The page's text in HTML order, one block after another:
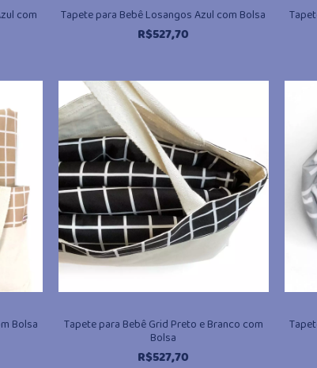
com Tapete para Bebê Losangos Azul com Bolsa
R$527,70
Bolsa Tapete para Bebê Grid Preto e Branco com
Bolsa
R$527,70